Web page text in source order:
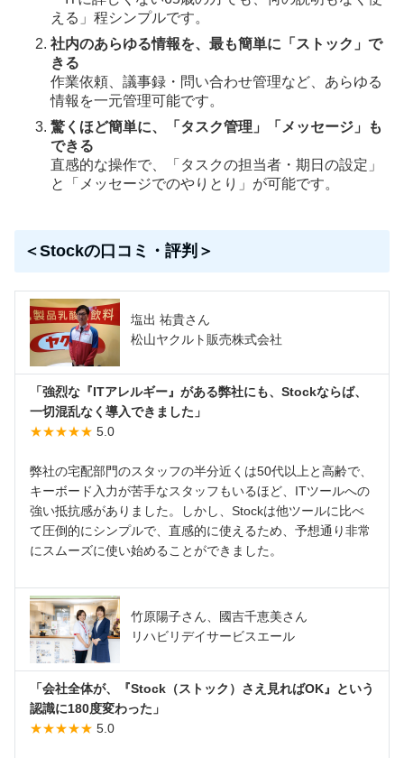
える」程シンプルです。
社内のあらゆる情報を、最も簡単に「ストック」で
きる
作業依頼、議事録・問い合わせ管理など、あらゆる
情報を一元管理可能です。
驚くほど簡単に、「タスク管理」「メッセージ」も
できる
直感的な操作で、「タスクの担当者・期日の設定」
と「メッセージでのやりとり」が可能です。
＜Stockの口コミ・評判＞
塩出 祐貴さん
松山ヤクルト販売株式会社
「強烈な『ITアレルギー』がある弊社にも、Stockならば、
一切混乱なく導入できました」
★★★★★ 5.0
弊社の宅配部門のスタッフの半分近くは50代以上と高齢で、
キーボード入力が苦手なスタッフもいるほど、ITツールへの
強い抵抗感がありました。しかし、Stockは他ツールに比べ
て圧倒的にシンプルで、直感的に使えるため、予想通り非常
にスムーズに使い始めることができました。
竹原陽子さん、國吉千恵美さん
リハビリデイサービスエール
「会社全体が、『Stock（ストック）さえ見ればOK』という
認識に180度変わった」
★★★★★ 5.0